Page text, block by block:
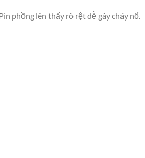
phồng lên thấy rõ rệt dễ gây cháy nổ.